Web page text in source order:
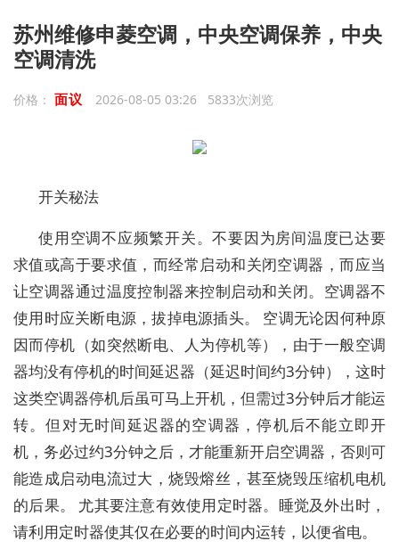
苏州维修申菱空调，中央空调保养，中央
空调清洗
价格： 面议 2026-08-05 03:26 5833次浏览
开关秘法
使用空调不应频繁开关。不要因为房间温度已达要
求值或高于要求值，而经常启动和关闭空调器，而应当
让空调器通过温度控制器来控制启动和关闭。空调器不
使用时应关断电源，拔掉电源插头。 空调无论因何种原
因而停机（如突然断电、人为停机等），由于一般空调
器均没有停机的时间延迟器（延迟时间约3分钟），这时
这类空调器停机后虽可马上开机，但需过3分钟后才能运
转。但对无时间延迟器的空调器，停机后不能立即开
机，务必过约3分钟之后，才能重新开启空调器，否则可
能造成启动电流过大，烧毁熔丝，甚至烧毁压缩机电机
的后果。 尤其要注意有效使用定时器。睡觉及外出时，
请利用定时器使其仅在必要的时间内运转，以便省电。